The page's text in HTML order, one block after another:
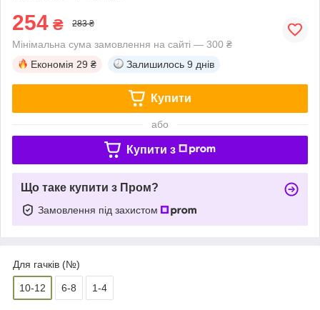
254 ₴ 283 ₴
Мінімальна сума замовлення на сайті — 300 ₴
Економія 29 ₴ Залишилось 9 днів
Купити
або
Купити з
Що таке купити з Пром?
Замовлення під захистом
Для гачків (№)
10-12 6-8 1-4